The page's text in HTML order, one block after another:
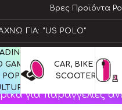
Βρες Προϊόντα
GAMES
POP
CAR, BIKE &
SCOOTERS
για παραγγελίες